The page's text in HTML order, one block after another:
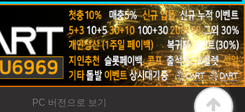
PC 버전으로 보기